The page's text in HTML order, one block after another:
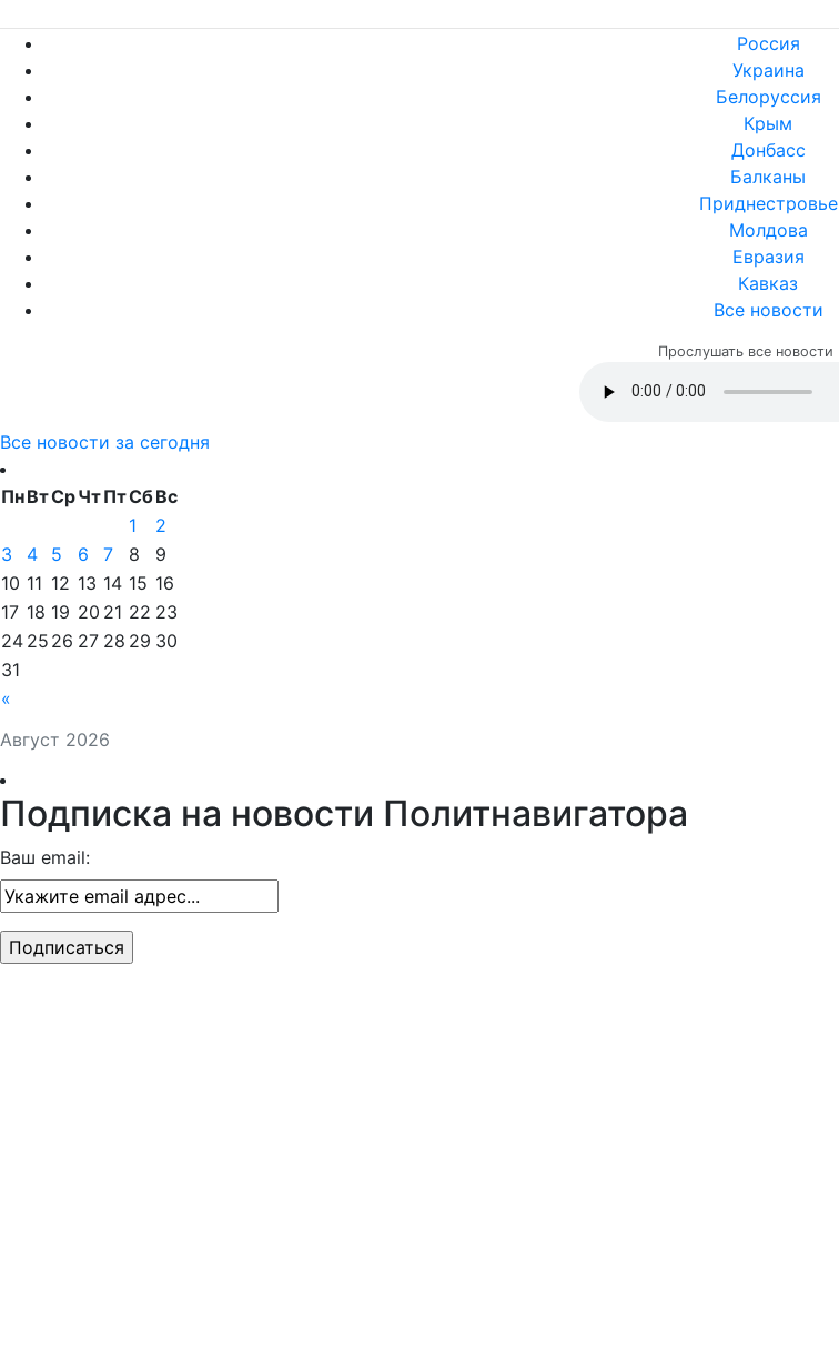
Россия
Украина
Белоруссия
Крым
Донбасс
Балканы
Приднестровье
Молдова
Евразия
Кавказ
Все новости
Прослушать все новости
Все новости за сегодня
Август 2026
ПнВтСрЧтПтСбВс
«
1
2
3
4 5 6 7 8
9
10 11 12 13 14 15 16
17 18 19 20 21 22 23
24 25 26 27 28 29 30
31
Подписка на новости Политнавигатора
Ваш email: